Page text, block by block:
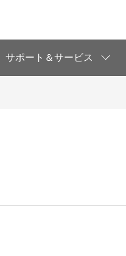
サポート＆サービス